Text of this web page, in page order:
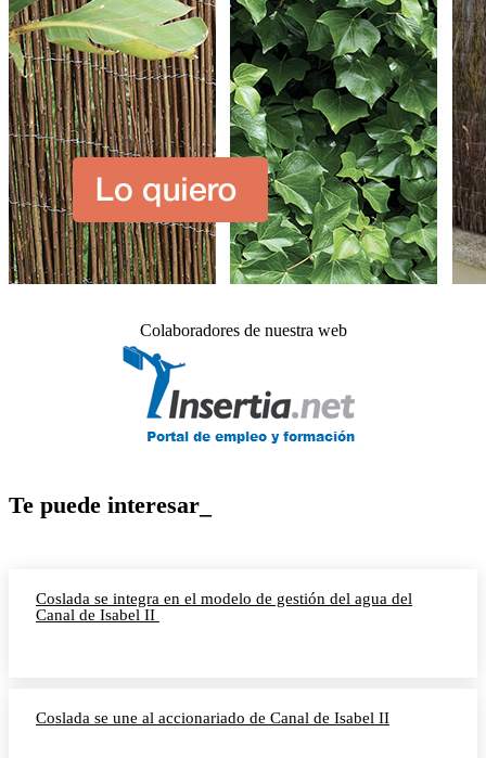
Colaboradores de nuestra web
Te puede interesar_
Coslada se integra en el modelo de gestión del agua del
Canal de Isabel II
Coslada se une al accionariado de Canal de Isabel II